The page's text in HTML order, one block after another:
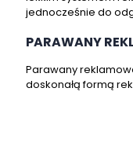
jednocześnie do
PARAWANY
Parawany
doskonałą formą